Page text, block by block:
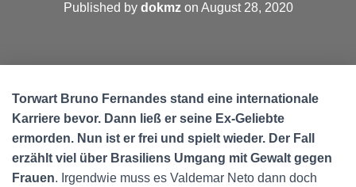
Published by dokmzon August 28, 2020
Torwart Bruno Fernandes stand eine internationale
Karriere bevor. Dann ließ er seine Ex-Geliebte
ermorden. Nun ist er frei und spielt wieder. Der Fall
erzählt viel über Brasiliens Umgang mit Gewalt gegen
Frauen. Irgendwie muss es Valdemar Neto dann doch